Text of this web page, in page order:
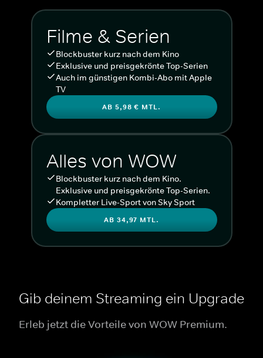
Filme & Serien
Blockbuster kurz nach dem Kino
Exklusive und preisgekrönte Top-Serien
Auch im günstigen Kombi-Abo mit Apple
TV
AB 5,98 € MTL.
Alles von WOW
Blockbuster kurz nach dem Kino.
Exklusive und preisgekrönte Top-Serien.
Kompletter Live-Sport von Sky Sport
AB 34,97 MTL.
Gib deinem Streaming ein Upgrade
Erleb jetzt die Vorteile von WOW Premium.